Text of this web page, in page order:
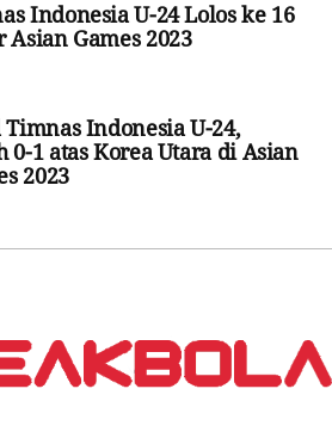
Indonesia U-24 Lolos ke 16
Asian Games 2023
Timnas Indonesia U-24,
0-1 atas Korea Utara di Asian
2023